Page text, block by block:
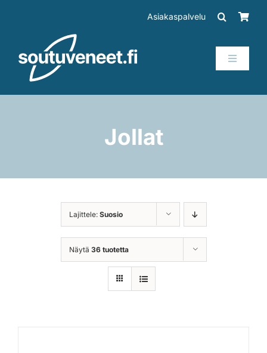
Asiakaspalvelu
Toggle
Jollat
Lajittele: Suosio
Näytä 36 tuotetta